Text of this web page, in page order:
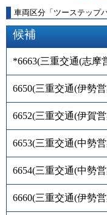
車両区分 「 ツーステップ
候補
*6663(三重交通(志摩
6650(三重交通(伊勢
6652(三重交通(伊賀
6653(三重交通(中勢
6654(三重交通(中勢
6660(三重交通(伊勢